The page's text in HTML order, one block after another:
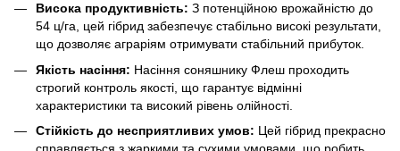
Висока продуктивність: З потенційною врожайністю до
54 ц/га, цей гібрид забезпечує стабільно високі результати,
що дозволяє аграріям отримувати стабільний прибуток.
Якість насіння: Насіння соняшнику Флеш проходить
строгий контроль якості, що гарантує відмінні
характеристики та високий рівень олійності.
Стійкість до несприятливих умов: Цей гібрид прекрасно